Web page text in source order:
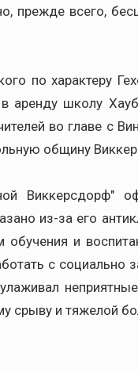
прежде всего,
по характеру
аренду школу
во главе с
общину
Виккерсдорф"
из-за его
обучения и
с
срыву и тяжелой